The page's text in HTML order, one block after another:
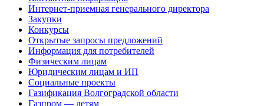
Интернет-приемная генерального директора
Закупки
Конкурсы
Открытые запросы предложений
Информация для потребителей
Физическим лицам
Юридическим лицам и ИП
Социальные проекты
Газификация Волгоградской области
Газпром — детям